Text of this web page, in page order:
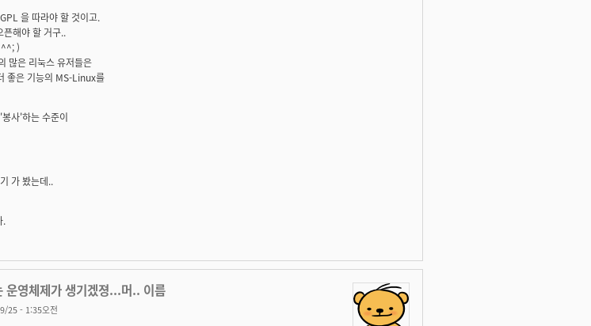
을 따라야 할 것이고.
픈해야 할 거구..
^^; )
많은 리눅스 유저들은
좋은 기능의 MS-Linux를
사'하는 수준이
가 봤는데..
.
운영체제가 생기겠졍...머.. 이름
25 - 1:35오전